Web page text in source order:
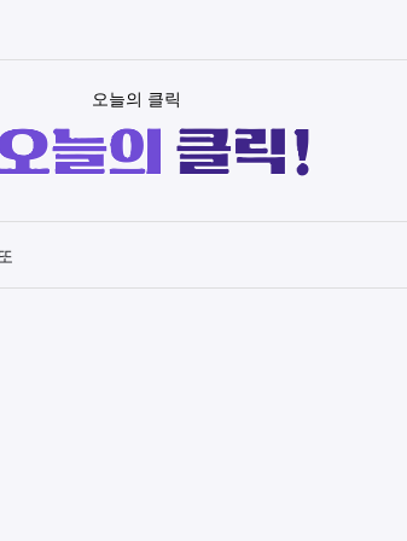
오늘의 클릭